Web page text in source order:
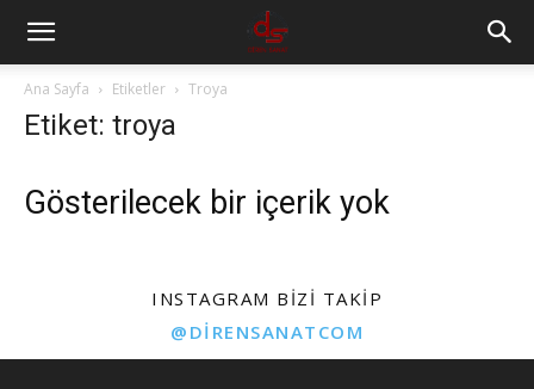
Ana Sayfa Etiketler Troya
Etiket: troya
Gösterilecek bir içerik yok
INSTAGRAM BIZI TAKIP
@DIRENSANATCOM